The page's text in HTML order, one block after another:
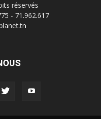
réservés
- 71.962.617